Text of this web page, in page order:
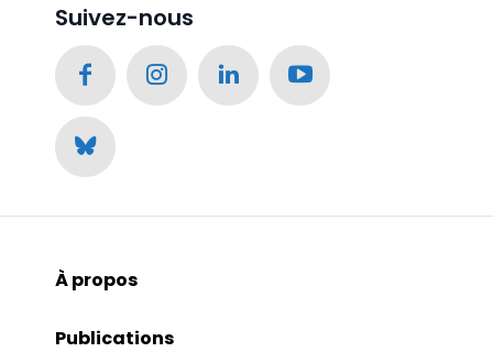
Suivez-nous
À propos
Publications